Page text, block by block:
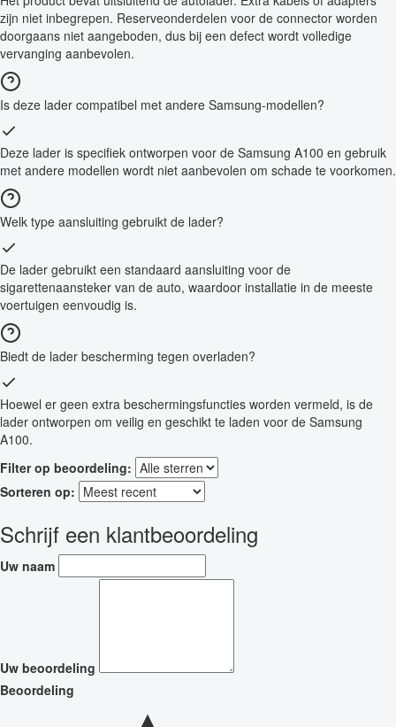
zijn niet inbegrepen. Reserveonderdelen voor de connector worden
doorgaans niet aangeboden, dus bij een defect wordt volledige
vervanging aanbevolen.
Is deze lader compatibel met andere Samsung-modellen?
Deze lader is specifiek ontworpen voor de Samsung A100 en gebruik
met andere modellen wordt niet aanbevolen om schade te voorkomen.
Welk type aansluiting gebruikt de lader?
De lader gebruikt een standaard aansluiting voor de
sigarettenaansteker van de auto, waardoor installatie in de meeste
voertuigen eenvoudig is.
Biedt de lader bescherming tegen overladen?
Hoewel er geen extra beschermingsfuncties worden vermeld, is de
lader ontworpen om veilig en geschikt te laden voor de Samsung
A100.
Filter op beoordeling:
Sorteren op:
Schrijf een klantbeoordeling
Uw naam
Uw beoordeling
Beoordeling